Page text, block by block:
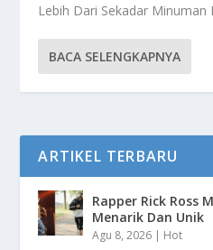
Lebih Dari Sekadar Minuman
BACA SELENGKAPNYA
ARTIKEL TERBARU
Rapper Rick Ross
Menarik Dan Unik
Agu 8, 2026 | Hot